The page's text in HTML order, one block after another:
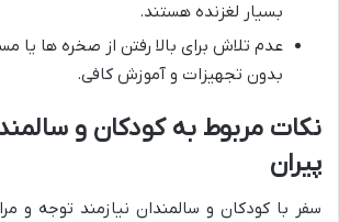
بسیار لغزنده هستند.
عدم تلاش برای بالا رفتن از صخره ها یا
بدون تجهیزات و آموزش کافی.
نکات مربوط به کودکان و
پیران
سفر با کودکان و سالمندان نیازمند توجه و